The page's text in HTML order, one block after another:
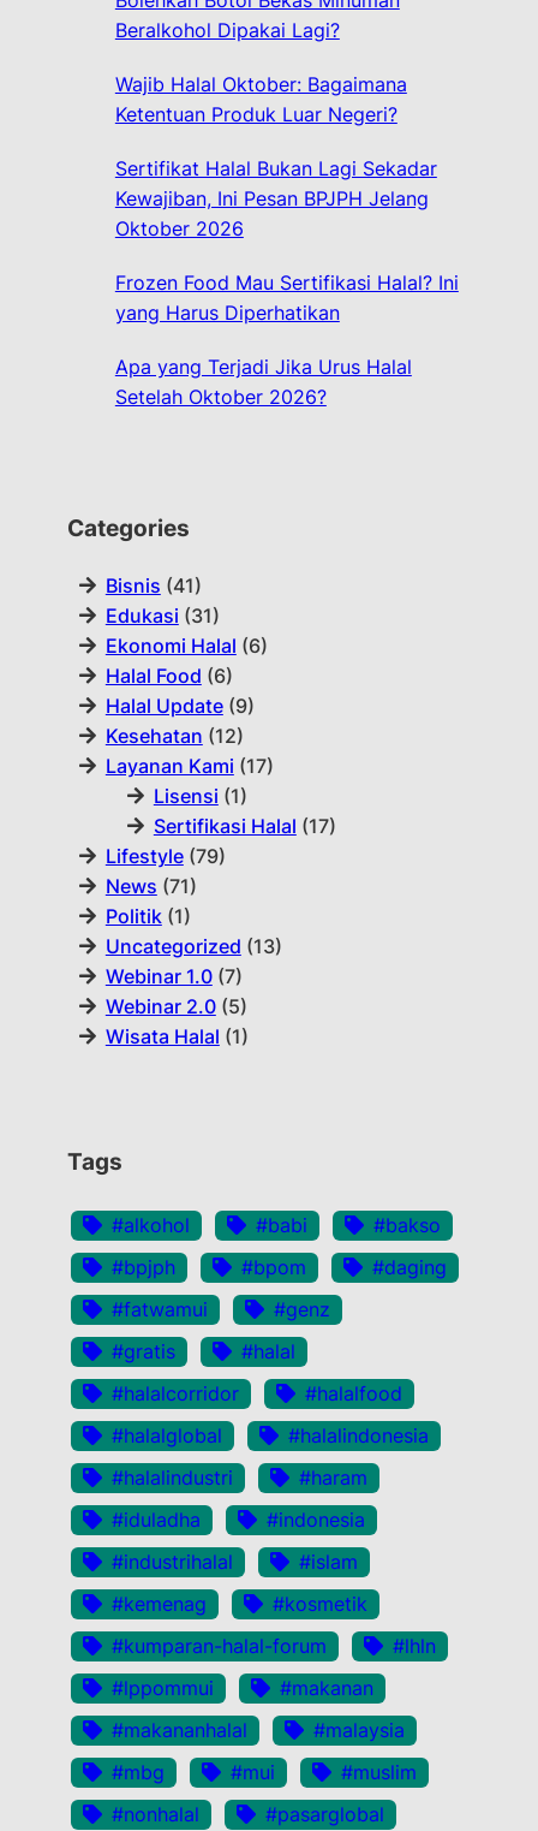
Beralkohol Dipakai Lagi?
Wajib Halal Oktober: Bagaimana
Ketentuan Produk Luar Negeri?
Sertifikat Halal Bukan Lagi Sekadar
Kewajiban, Ini Pesan BPJPH Jelang
Oktober 2026
Frozen Food Mau Sertifikasi Halal? Ini
yang Harus Diperhatikan
Apa yang Terjadi Jika Urus Halal
Setelah Oktober 2026?
Categories
Bisnis (41)
Edukasi (31)
Ekonomi Halal (6)
Halal Food (6)
Halal Update(9)
Kesehatan (12)
Layanan Kami (17)
Lisensi (1)
Sertifikasi Halal (17)
Lifestyle(79)
News (71)
Politik(1)
Uncategorized (13)
Webinar 1.0(7)
Webinar 2.0(5)
Wisata Halal (1)
Tags
#alkohol #babi
#bakso
#bpjph
#bpom
#daging
#fatwamui
#genz
#gratis
#halal
#halalcorridor
#halalfood
#halalglobal
#halalindonesia
#halalindustri
#haram
#iduladha
#indonesia
#industrihalal
#islam
#kemenag
#kosmetik
#kumparan-halal-forum
#lhln
#lppommui
#makanan
#makananhalal
#malaysia
#mbg
#mui
#muslim
#nonhalal
#pasarglobal